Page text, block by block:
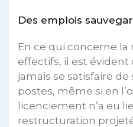
Des emplois
En ce qui concerne
effectifs, il est évident
jamais se satisfaire
postes, même si en
licenciement n’a eu
restructuration